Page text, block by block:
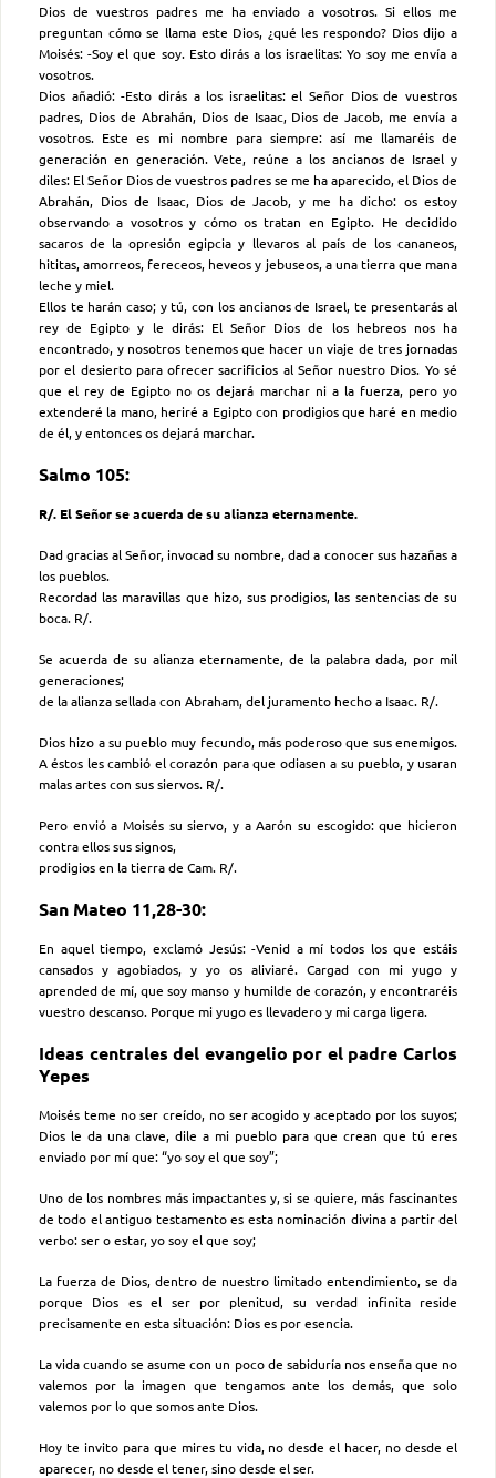
Dios de vuestros padres me ha enviado a vosotros. Si ellos me
preguntan cómo se llama este Dios, ¿qué les respondo? Dios dijo a
Moisés: -Soy el que soy. Esto dirás a los israelitas: Yo soy me envía a
vosotros.
Dios añadió: -Esto dirás a los israelitas: el Señor Dios de vuestros
padres, Dios de Abrahán, Dios de Isaac, Dios de Jacob, me envía a
vosotros. Este es mi nombre para siempre: así me llamaréis de
generación en generación. Vete, reúne a los ancianos de Israel y
diles: El Señor Dios de vuestros padres se me ha aparecido, el Dios de
Abrahán, Dios de Isaac, Dios de Jacob, y me ha dicho: os estoy
observando a vosotros y cómo os tratan en Egipto. He decidido
sacaros de la opresión egipcia y llevaros al país de los cananeos,
hititas, amorreos, fereceos, heveos y jebuseos, a una tierra que mana
leche y miel.
Ellos te harán caso; y tú, con los ancianos de Israel, te presentarás al
rey de Egipto y le dirás: El Señor Dios de los hebreos nos ha
encontrado, y nosotros tenemos que hacer un viaje de tres jornadas
por el desierto para ofrecer sacrificios al Señor nuestro Dios. Yo sé
que el rey de Egipto no os dejará marchar ni a la fuerza, pero yo
extenderé la mano, heriré a Egipto con prodigios que haré en medio
de él, y entonces os dejará marchar.
Salmo 105:
R/. El Señor se acuerda de su alianza eternamente.
Dad gracias al Señor, invocad su nombre, dad a conocer sus hazañas a
los pueblos.
Recordad las maravillas que hizo, sus prodigios, las sentencias de su
boca. R/.
Se acuerda de su alianza eternamente, de la palabra dada, por mil
generaciones;
de la alianza sellada con Abraham, del juramento hecho a Isaac. R/.
Dios hizo a su pueblo muy fecundo, más poderoso que sus enemigos.
A éstos les cambió el corazón para que odiasen a su pueblo, y usaran
malas artes con sus siervos. R/.
Pero envió a Moisés su siervo, y a Aarón su escogido: que hicieron
contra ellos sus signos,
prodigios en la tierra de Cam. R/.
San Mateo 11,28-30:
En aquel tiempo, exclamó Jesús: -Venid a mí todos los que estáis
cansados y agobiados, y yo os aliviaré. Cargad con mi yugo y
aprended de mí, que soy manso y humilde de corazón, y encontraréis
vuestro descanso. Porque mi yugo es llevadero y mi carga ligera.
Ideas centrales del evangelio por el padre Carlos
Yepes
Moisés teme no ser creído, no ser acogido y aceptado por los suyos;
Dios le da una clave, dile a mi pueblo para que crean que tú eres
enviado por mí que: “yo soy el que soy”;
Uno de los nombres más impactantes y, si se quiere, más fascinantes
de todo el antiguo testamento es esta nominación divina a partir del
verbo: ser o estar, yo soy el que soy;
La fuerza de Dios, dentro de nuestro limitado entendimiento, se da
porque Dios es el ser por plenitud, su verdad infinita reside
precisamente en esta situación: Dios es por esencia.
La vida cuando se asume con un poco de sabiduría nos enseña que no
valemos por la imagen que tengamos ante los demás, que solo
valemos por lo que somos ante Dios.
Hoy te invito para que mires tu vida, no desde el hacer, no desde el
aparecer, no desde el tener, sino desde el ser.